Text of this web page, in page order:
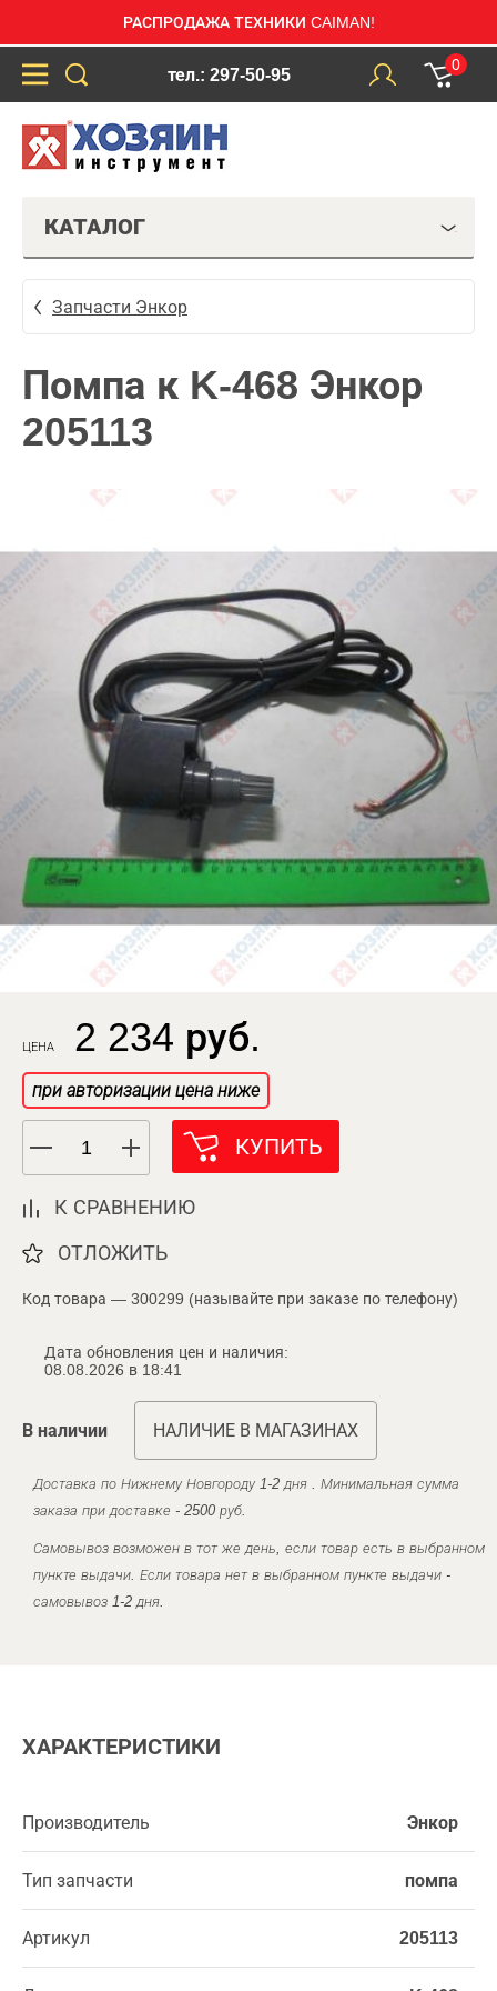
РАСПРОДАЖА ТЕХНИКИ CAIMAN!
тел.: 297-50-95
0
КАТАЛОГ
Запчасти Энкор
Помпа к K-468 Энкор
205113
ЦЕНА 2 234 руб.
при авторизации цена ниже
КУПИТЬ
К СРАВНЕНИЮ
ОТЛОЖИТЬ
Код товара — 300299 (называйте при заказе по телефону)
Дата обновления цен и наличия:
08.08.2026 в 18:41
В наличии НАЛИЧИЕ В МАГАЗИНАХ
Доставка по Нижнему Новгороду 1-2 дня . Минимальная сумма
заказа при доставке - 2500 руб.
Самовывоз возможен в тот же день, если товар есть в выбранном
пункте выдачи. Если товара нет в выбранном пункте выдачи -
самовывоз 1-2 дня.
ХАРАКТЕРИСТИКИ
Производитель Энкор
Тип запчасти помпа
Артикул 205113